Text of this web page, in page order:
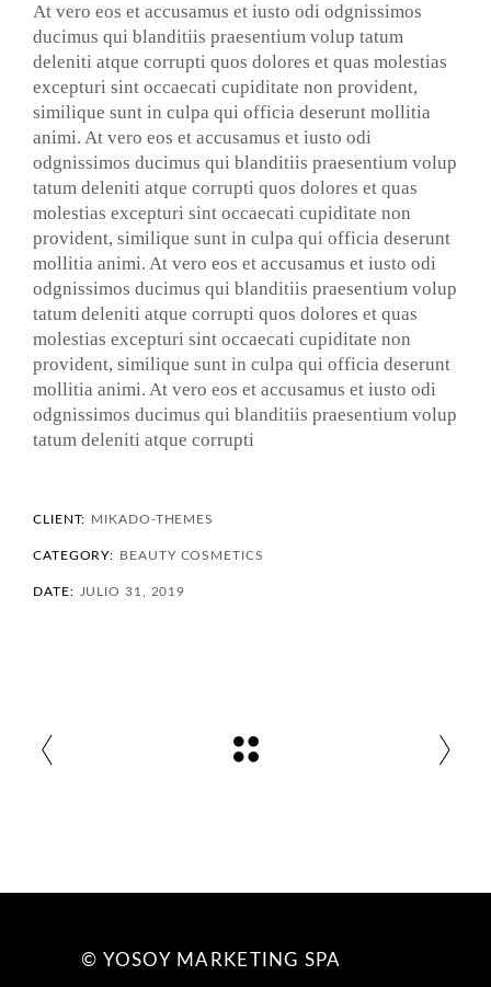
At vero eos et accusamus et iusto odi odgnissimos
ducimus qui blanditiis praesentium volup tatum
deleniti atque corrupti quos dolores et quas molestias
excepturi sint occaecati cupiditate non provident,
similique sunt in culpa qui officia deserunt mollitia
animi. At vero eos et accusamus et iusto odi
odgnissimos ducimus qui blanditiis praesentium volup
tatum deleniti atque corrupti quos dolores et quas
molestias excepturi sint occaecati cupiditate non
provident, similique sunt in culpa qui officia deserunt
mollitia animi. At vero eos et accusamus et iusto odi
odgnissimos ducimus qui blanditiis praesentium volup
tatum deleniti atque corrupti quos dolores et quas
molestias excepturi sint occaecati cupiditate non
provident, similique sunt in culpa qui officia deserunt
mollitia animi. At vero eos et accusamus et iusto odi
odgnissimos ducimus qui blanditiis praesentium volup
tatum deleniti atque corrupti
CLIENT: MIKADO-THEMES
CATEGORY: BEAUTY COSMETICS
DATE: JULIO 31, 2019
© YOSOY MARKETING SPA